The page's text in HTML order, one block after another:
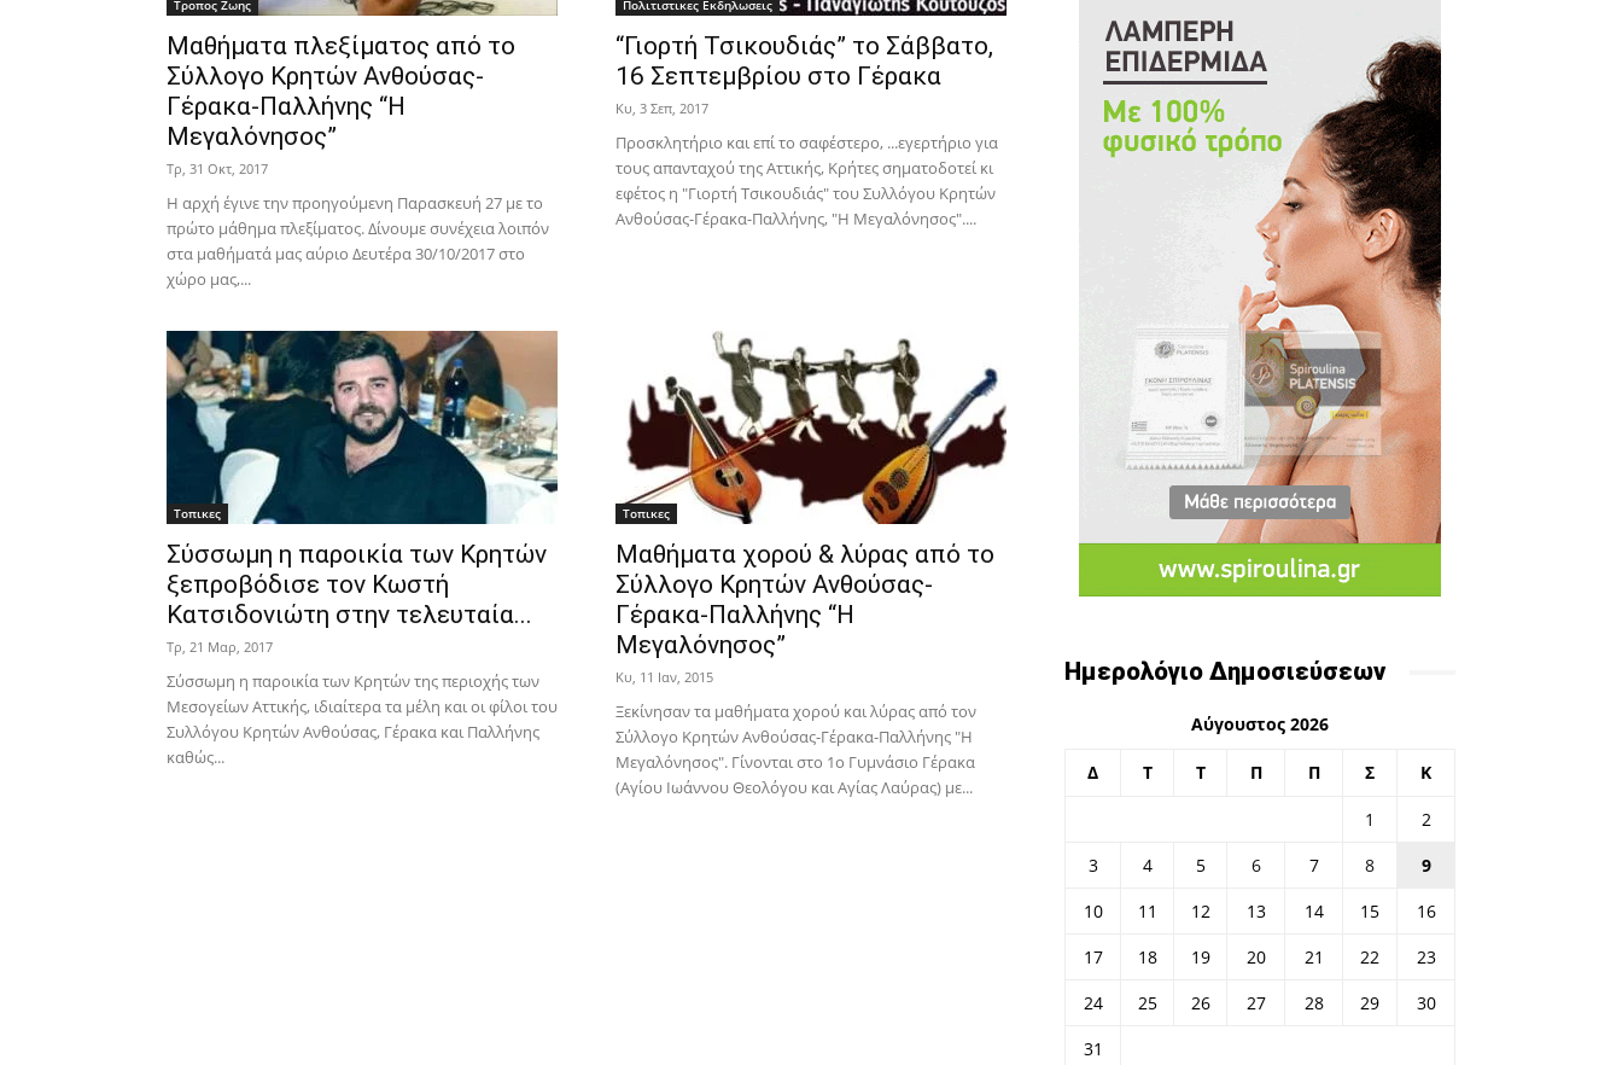
Τροπος Ζωης
Μαθήματα πλεξίματος από το
Σύλλογο Κρητών Ανθούσας-
Γέρακα-Παλλήνης “Η
Μεγαλόνησος”
Τρ, 31 Οκτ, 2017
Η αρχή έγινε την προηγούμενη Παρασκευή 27 με το
πρώτο μάθημα πλεξίματος. Δίνουμε συνέχεια λοιπόν
στα μαθήματά μας αύριο Δευτέρα 30/10/2017 στο
χώρο μας,...
Πολιτιστικες Εκδηλωσεις
“Γιορτή Τσικουδιάς” το Σάββατο,
16 Σεπτεμβρίου στο Γέρακα
Κυ, 3 Σεπ, 2017
Προσκλητήριο και επί το σαφέστερο, ...εγερτήριο για
τους απανταχού της Αττικής, Κρήτες σηματοδοτεί κι
εφέτος η "Γιορτή Τσικουδιάς" του Συλλόγου Κρητών
Ανθούσας-Γέρακα-Παλλήνης, "Η Μεγαλόνησος"....
Τοπικες
Σύσσωμη η παροικία των Κρητών
ξεπροβόδισε τον Κωστή
Κατσιδονιώτη στην τελευταία...
Τρ, 21 Μαρ, 2017
Σύσσωμη η παροικία των Κρητών της περιοχής των
Μεσογείων Αττικής, ιδιαίτερα τα μέλη και οι φίλοι του
Συλλόγου Κρητών Ανθούσας, Γέρακα και Παλλήνης
καθώς...
Τοπικες
Μαθήματα χορού & λύρας από το
Σύλλογο Κρητών Ανθούσας-
Γέρακα-Παλλήνης “Η
Μεγαλόνησος”
Κυ, 11 Ιαν, 2015
Ξεκίνησαν τα μαθήματα χορού και λύρας από τον
Σύλλογο Κρητών Ανθούσας-Γέρακα-Παλλήνης "Η
Μεγαλόνησος". Γίνονται στο 1ο Γυμνάσιο Γέρακα
(Αγίου Ιωάννου Θεολόγου και Αγίας Λαύρας) με...
Ημερολόγιο Δημοσιεύσεων
Αύγουστος 2026
Δ Τ Τ Π Π Σ Κ
1
2
3
4 5 6 7 8
9
10
11 12 13 14 15
16
17
18 19 20 21 22
23
24
25 26 27 28 29
30
31